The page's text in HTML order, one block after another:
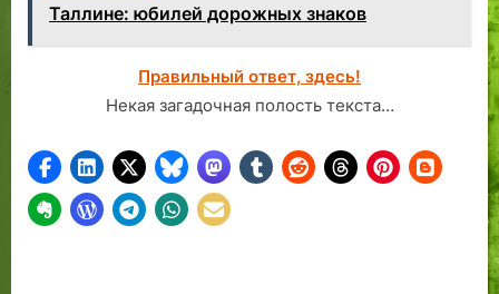
Таллине: юбилей дорожных знаков
Правильный ответ, здесь!
Некая загадочная полость текста…